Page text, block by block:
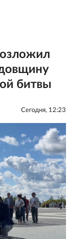
битвы
Сегодня, 12:23